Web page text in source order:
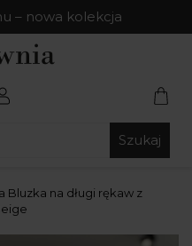
– nowa kolekcja
Szukaj
Bluzka na długi rękaw z